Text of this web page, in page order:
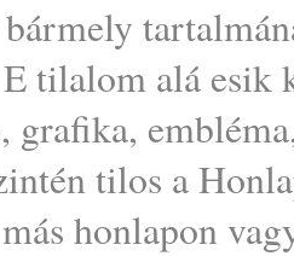
tilalom alá esik
grafika,
tilos a
más honlapon